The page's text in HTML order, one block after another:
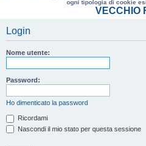
ogni tipologia di cookie
VECCHIO
Login
Nome utente:
Password:
Ho dimenticato la password
Ricordami
Nascondi il mio stato per questa sessione